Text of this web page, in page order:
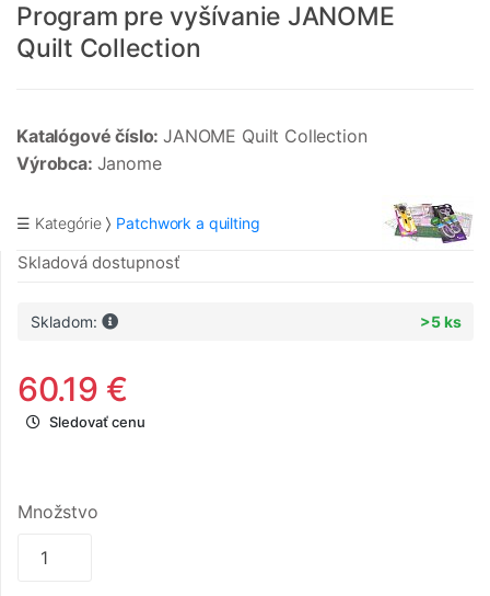
Program pre vyšívanie JANOME
Quilt Collection
Katalógové číslo:JANOME Quilt Collection
Výrobca: Janome
☰ Kategórie Patchwork a quilting
Skladová dostupnosť
Skladom: >5 ks
60.19 €
Sledovať cenu
Množstvo